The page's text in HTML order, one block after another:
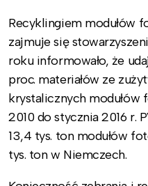
Recyklingiem modułów
zajmuje się
roku informowało, że
proc. materiałów ze
krystalicznych
2010 do stycznia 2016 r.
13,4 tys. ton modułów
tys. ton w Niemczech.